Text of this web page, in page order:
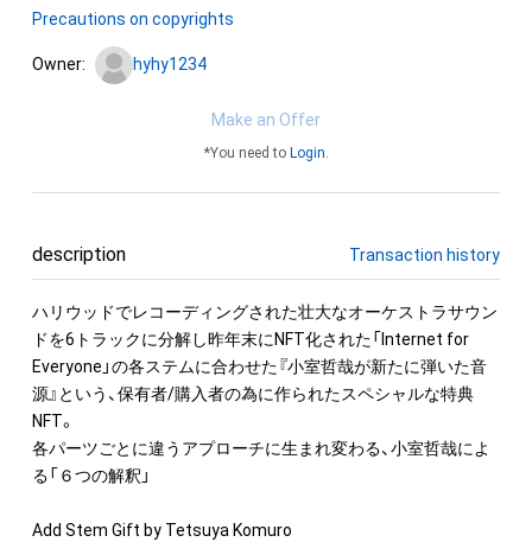
Precautions on copyrights
Owner: hyhy1234
Make an Offer
*You need to Login.
description Transaction history
ハリウッドでレコーディングされた壮大なオーケストラサウン
ドを6トラックに分解し昨年末にNFT化された「Internet for
Everyone」の各ステムに合わせた『小室哲哉が新たに弾いた音
源』という、保有者/購入者の為に作られたスペシャルな特典
NFT。
各パーツごとに違うアプローチに生まれ変わる、小室哲哉によ
る「６つの解釈」
Add Stem Gift by Tetsuya Komuro